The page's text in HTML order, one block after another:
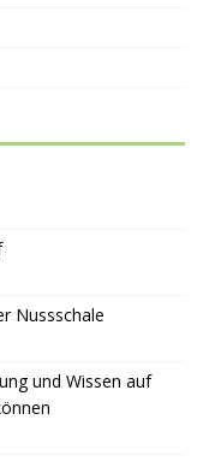
Nussschale
und Wissen auf